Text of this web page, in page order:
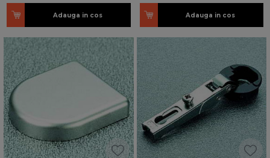
Adauga in cos Adauga in cos